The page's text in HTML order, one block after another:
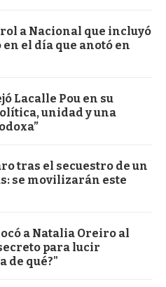
a Nacional que incluyó
el día que anotó en
Lacalle Pou en su
unidad y una
tras el secuestro de un
se movilizarán este
a Natalia Oreiro al
para lucir
de qué?"